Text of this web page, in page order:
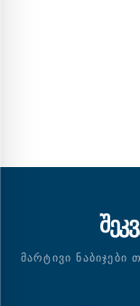
ᲛᲐᲠᲢᲘᲕᲘ ᲜᲐᲑᲘᲯᲔᲑᲘ